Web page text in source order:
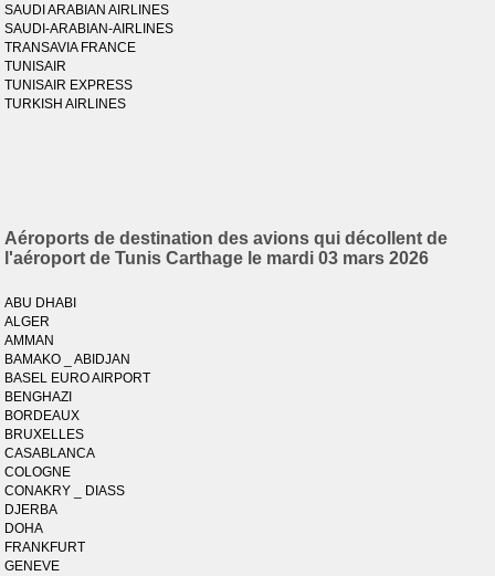
SAUDI ARABIAN AIRLINES
SAUDI-ARABIAN-AIRLINES
TRANSAVIA FRANCE
TUNISAIR
TUNISAIR EXPRESS
TURKISH AIRLINES
Aéroports de destination des avions qui décollent de
l'aéroport de Tunis Carthage le mardi 03 mars 2026
ABU DHABI
ALGER
AMMAN
BAMAKO _ ABIDJAN
BASEL EURO AIRPORT
BENGHAZI
BORDEAUX
BRUXELLES
CASABLANCA
COLOGNE
CONAKRY _ DIASS
DJERBA
DOHA
FRANKFURT
GENEVE